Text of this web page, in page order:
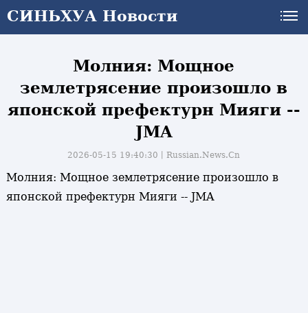
СИНЬХУА Новости
СИНЬХУА Новости
Молния: Мощное
землетрясение произошло в
японской префектурн Мияги --
JMA
2026-05-15 19:40:30丨Russian.News.Cn
Молния: Мощное землетрясение произошло в
японской префектурн Мияги -- JMA